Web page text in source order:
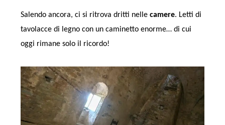
Salendo ancora, ci si ritrova dritti nelle camere. Letti di
tavolacce di legno con un caminetto enorme… di cui
oggi rimane solo il ricordo!